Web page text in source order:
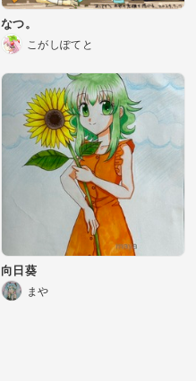
なつ。
こがしぽてと
向日葵
まや